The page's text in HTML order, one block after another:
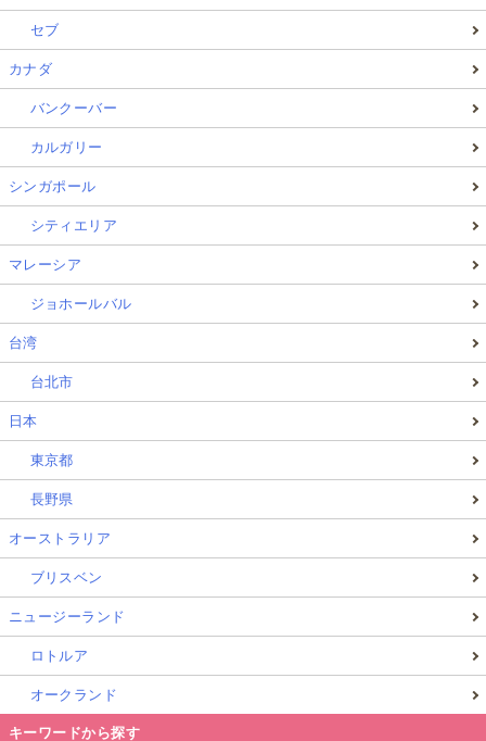
セブ
カナダ
バンクーバー
カルガリー
シンガポール
シティエリア
マレーシア
ジョホールバル
台湾
台北市
日本
東京都
長野県
オーストラリア
ブリスベン
ニュージーランド
ロトルア
オークランド
キーワードから探す